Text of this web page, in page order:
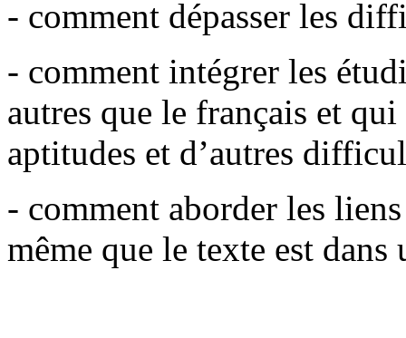
- comment dépasser les
- comment intégrer les
autres que le français et
aptitudes et d’autres
- comment aborder les
même que le texte est